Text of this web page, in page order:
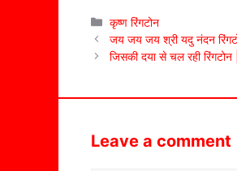
Categories
कृष्ण रिंगटोन
जय जय जय श्री यदु नंदन
जिसकी दया से चल रही
Leave a comment